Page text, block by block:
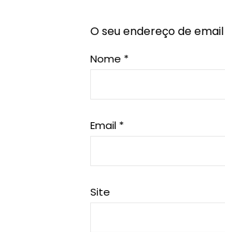
O seu endereço de
Nome *
Email *
Site